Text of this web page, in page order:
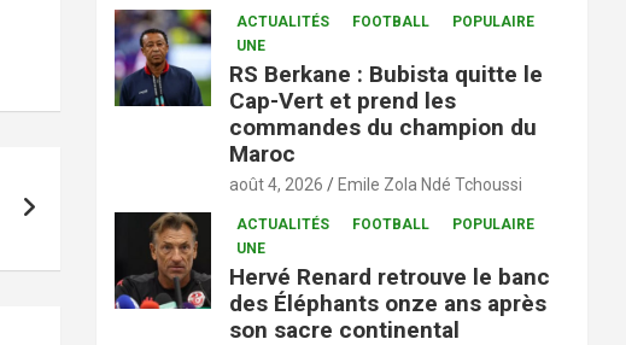
ACTUALITÉS FOOTBALL
POPULAIRE
UNE
RS Berkane : Bubista quitte le
Cap-Vert et prend les
commandes du champion du
Maroc
août 4, 2026 Emile Zola Ndé Tchoussi
ACTUALITÉS FOOTBALL
POPULAIRE
UNE
Hervé Renard retrouve le banc
des Éléphants onze ans après
son sacre continental